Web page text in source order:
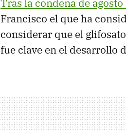
Tras la condena de
Francisco el que ha
considerar que el
fue clave en el desarrollo